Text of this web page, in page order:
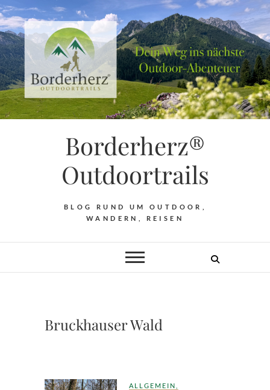
Borderherz®
Outdoortrails
BLOG RUND UM OUTDOOR,
WANDERN, REISEN
Bruckhauser Wald
ALLGEMEIN